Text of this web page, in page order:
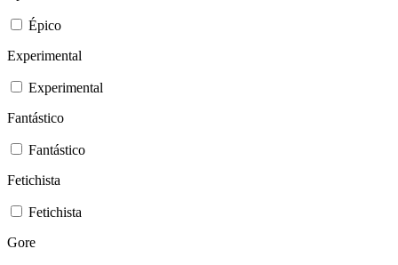
Épico
Experimental
Experimental
Fantástico
Fantástico
Fetichista
Fetichista
Gore